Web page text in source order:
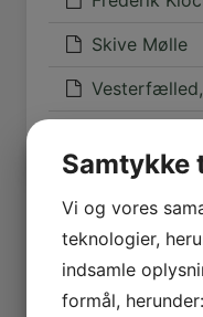
Skive Mølle
Posts
navigation
1 …
Samtykke
Vi og vores
teknologier,
indsamle
formål,